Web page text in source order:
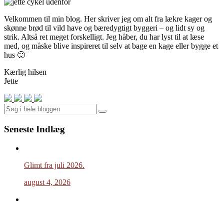
Velkommen til min blog. Her skriver jeg om alt fra lækre kager og
skønne brød til vild have og bæredygtigt byggeri – og lidt sy og
strik. Altså ret meget forskelligt. Jeg håber, du har lyst til at læse
med, og måske blive inspireret til selv at bage en kage eller bygge et
hus 🙂
Kærlig hilsen
Jette
Search
Seneste Indlæg
Glimt fra juli 2026.
august 4, 2026